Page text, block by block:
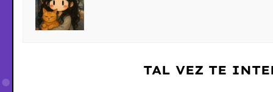
TAL VEZ TE